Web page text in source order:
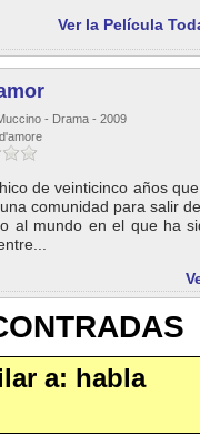
Ver la Película
- Drama - 2009
de veinticinco años
comunidad para salir
al mundo en el que ha
a: habla